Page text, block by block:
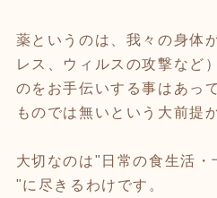
薬というのは、我々の身体
レス、ウィルスの攻撃など
のをお手伝いする事はあっ
ものでは無いという大前提
大切なのは"日常の食生活
"に尽きるわけです。